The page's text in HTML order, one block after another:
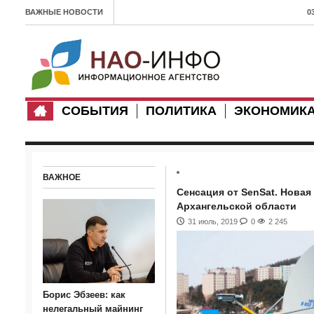
ВАЖНЫЕ НОВОСТИ
СОБЫТИЯ ПОЛИТИКА
Сенсация от SenSat. Новая
Архангельской области
31 июль, 2019 0 2 245
ВАЖНОЕ
Борис Эбзеев: как
нелегальный майнинг